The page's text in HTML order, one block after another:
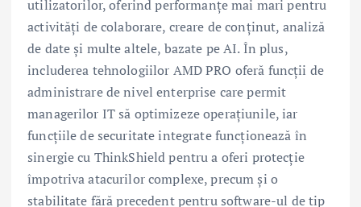
utilizatorilor, oferind performanțe mai mari pentru
activități de colaborare, creare de conținut, analiză
de date și multe altele, bazate pe AI. În plus,
includerea tehnologiilor AMD PRO oferă funcții de
administrare de nivel enterprise care permit
managerilor IT să optimizeze operațiunile, iar
funcțiile de securitate integrate funcționează în
sinergie cu ThinkShield pentru a oferi protecție
împotriva atacurilor complexe, precum și o
stabilitate fără precedent pentru software-ul de tip